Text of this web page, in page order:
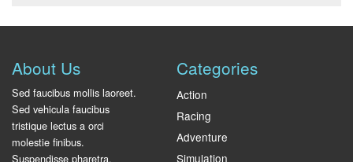
About Us
Sed faucibus mollis laoreet.
Sed vehicula faucibus
tristique lectus a orci
molestie finibus.
Suspendisse pharetra,
Categories
Action
Racing
Adventure
Simulation